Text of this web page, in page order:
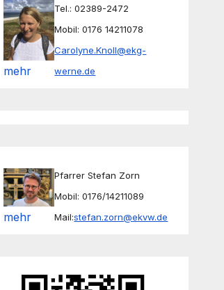
mehr
Tel.: 02389-2472
Mobil: 0176 14211078
Carolyne.Knoll@ekg-
werne.de
mehr
Pfarrer Stefan Zorn
Mobil: 0176/14211089
Mail:stefan.zorn@ekvw.de